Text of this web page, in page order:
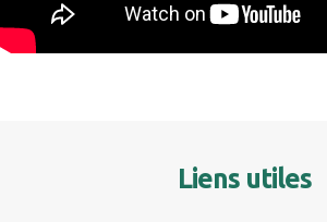
Liens utiles